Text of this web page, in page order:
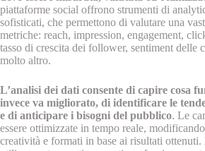
piattaforme social offrono strumenti di
sofisticati, che permettono di valutare una
metriche: reach, impression, engagement,
tasso di crescita dei follower, sentiment delle
molto altro.
L’analisi dei dati consente di capire cosa
invece va migliorato, di identificare le
e di anticipare i bisogni del pubblico. Le
essere ottimizzate in tempo reale,
creatività e formati in base ai risultati ottenuti.